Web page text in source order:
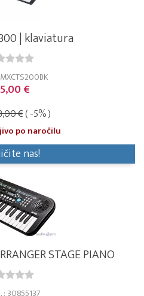
| klaviatura
€
€( -5% )
po naročilu
nas!
STAGE PIANO